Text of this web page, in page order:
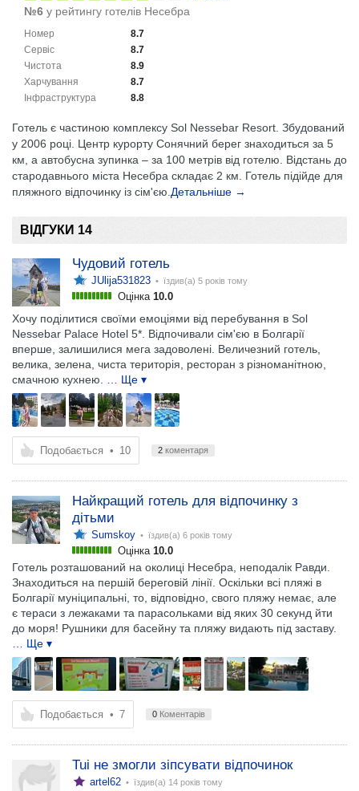
№6 у рейтингу готелів Несебра
8.7
Номер
8.7
Сервіс
8.9
Чистота
8.7
Харчування
8.8
Інфраструктура
Готель є частиною комплексу Sol Nessebar Resort. Збудований
у 2006 році. Центр курорту Сонячний берег знаходиться за 5
км, а автобусна зупинка – за 100 метрів від готелю. Відстань до
стародавнього міста Несебра складає 2 км. Готель підійде для
пляжного відпочинку із сім'єю. Детальніше →
ВІДГУКИ 14
Чудовий готель
JUlija531823 • їздив(а) 5 років тому
Оцінка 10.0
Хочу поділитися своїми емоціями від перебування в Sol
Nessebar Palace Hotel 5*. Відпочивали сім'єю в Болгарії
вперше, залишилися мега задоволені. Величезний готель,
велика, зелена, чиста територія, ресторан з різноманітною,
смачною кухнею.
… Ще ▾
Подобається • 10 2 коментаря
Найкращий готель для відпочинку з
дітьми
Sumskoy • їздив(а) 6 років тому
Оцінка 10.0
Готель розташований на околиці Несебра, неподалік Равди.
Знаходиться на першій береговій лінії. Оскільки всі пляжі в
Болгарії муніципальні, то, відповідно, свого пляжу немає, але
є тераси з лежаками та парасольками від яких 30 секунд йти
до моря! Рушники для басейну та пляжу видають під заставу.
… Ще ▾
Подобається • 7 0 Коментарів
Tui не змогли зіпсувати відпочинок
artel62 • їздив(а) 14 років тому